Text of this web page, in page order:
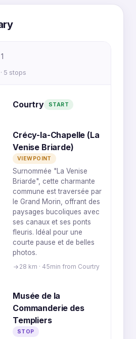
4
5 stops
Courtry START
Crécy-la-Chapelle (La
Venise Briarde)
VIEWPOINT
Surnommée "La Venise
Briarde", cette charmante
commune est traversée par
le Grand Morin, offrant des
paysages bucoliques avec
ses canaux et ses ponts
fleuris. Idéal pour une
courte pause et de belles
photos.
28 km · 45min from Courtry
Musée de la
Commanderie des
Templiers
STOP